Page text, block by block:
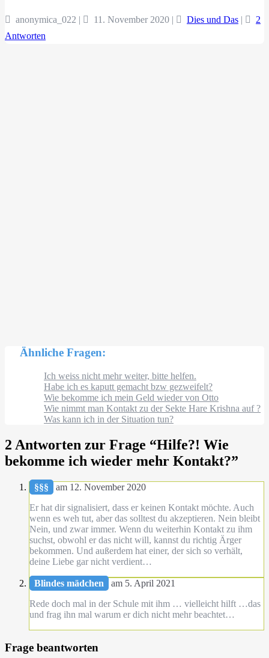
anonymica_022 | 11. November 2020 | Dies und Das |
2
Antworten
Ähnliche Fragen:
Ich weiss nicht mehr weiter, bitte helfen.
Habe ich es kaputt gemacht bzw gezweifelt?
Wie bekomme ich mein Geld wieder von Otto
Wie nimmt man Kontakt zu der Sekte Hare Krishna auf ?
Was kann ich in der Situation tun?
2 Antworten zur Frage “Hilfe?! Wie
bekomme ich wieder mehr Kontakt?”
§§§
am 12. November 2020
Er hat dir signalisiert, dass er keinen Kontakt möchte. Auch
wenn es weh tut, aber das solltest du akzeptieren. Nein bleibt
Nein, und zwar immer. Wenn du weiterhin Kontakt zu ihm
suchst, obwohl er das nicht will, kannst du richtig Ärger
bekommen. Und außerdem hat einer, der sich so verhält,
deine Liebe gar nicht verdient…
Blindes mädchen
am 5. April 2021
Rede doch mal in der Schule mit ihm … vielleicht hilft …das
und frag ihn mal warum er dich nicht mehr beachtet…
Frage beantworten